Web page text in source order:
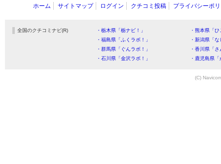
ホーム サイトマップ ログイン クチコミ投稿 プライバシーポ
全国のクチコミナビ(R) ・栃木県「栃ナビ！」
・熊本県「
・福島県「ふくラボ！」
・新潟県「
・群馬県「ぐんラボ！」
・香川県「
・石川県「金沢ラボ！」
・鹿児島県
(C)